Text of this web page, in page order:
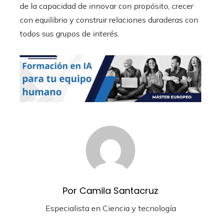
de la capacidad de innovar con propósito, crecer
con equilibrio y construir relaciones duraderas con
todos sus grupos de interés.
Por Camila Santacruz
Especialista en Ciencia y tecnología